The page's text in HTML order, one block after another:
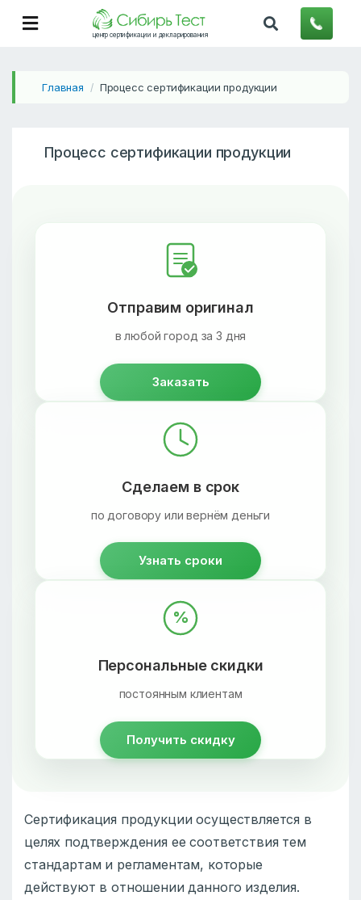
центр сертификации и декларирования
Главная / Процесс сертификации продукции
Процесс сертификации продукции
Отправим оригинал
в любой город за 3 дня
Заказать
Сделаем в срок
по договору или вернём деньги
Узнать сроки
%
Персональные скидки
постоянным клиентам
Получить скидку
Сертификация продукции осуществляется в
целях подтверждения ее соответствия тем
стандартам и регламентам, которые
действуют в отношении данного изделия.